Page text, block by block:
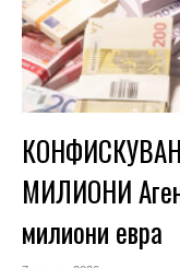
МИЛИОНИ
милиони евра